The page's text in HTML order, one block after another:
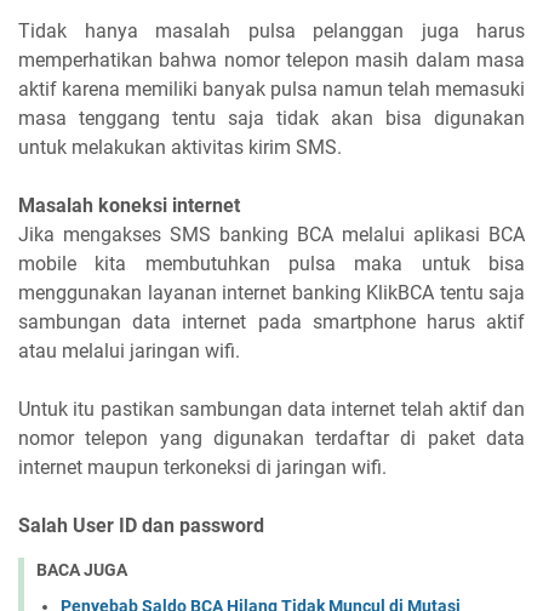
Tidak hanya masalah pulsa pelanggan juga harus
memperhatikan bahwa nomor telepon masih dalam masa
aktif karena memiliki banyak pulsa namun telah memasuki
masa tenggang tentu saja tidak akan bisa digunakan
untuk melakukan aktivitas kirim SMS.
Masalah koneksi internet
Jika mengakses SMS banking BCA melalui aplikasi BCA
mobile kita membutuhkan pulsa maka untuk bisa
menggunakan layanan internet banking KlikBCA tentu saja
sambungan data internet pada smartphone harus aktif
atau melalui jaringan wifi.
Untuk itu pastikan sambungan data internet telah aktif dan
nomor telepon yang digunakan terdaftar di paket data
internet maupun terkoneksi di jaringan wifi.
Salah User ID dan password
BACA JUGA
Penyebab Saldo BCA Hilang Tidak Muncul di Mutasi